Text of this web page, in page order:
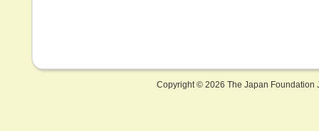
Copyright © 2026 The Japan Foundation